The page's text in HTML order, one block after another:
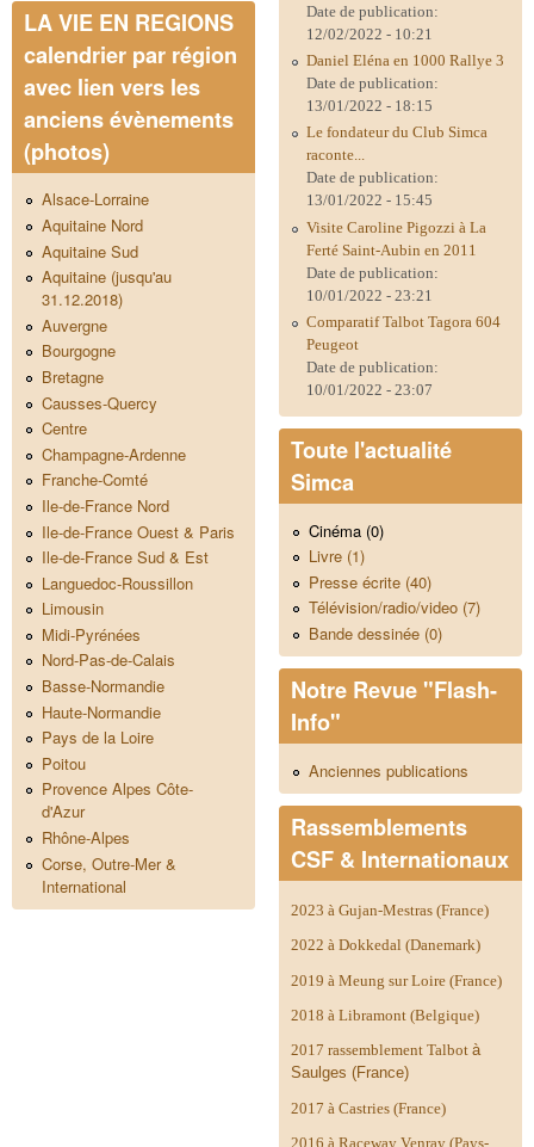
LA VIE EN REGIONS
calendrier par région
avec lien vers les
anciens évènements
(photos)
Alsace-Lorraine
Aquitaine Nord
Aquitaine Sud
Aquitaine (jusqu'au
31.12.2018)
Auvergne
Bourgogne
Bretagne
Causses-Quercy
Centre
Champagne-Ardenne
Franche-Comté
Ile-de-France Nord
Ile-de-France Ouest & Paris
Ile-de-France Sud & Est
Languedoc-Roussillon
Limousin
Midi-Pyrénées
Nord-Pas-de-Calais
Basse-Normandie
Haute-Normandie
Pays de la Loire
Poitou
Provence Alpes Côte-
d'Azur
Rhône-Alpes
Corse, Outre-Mer &
International
Date de publication:
12/02/2022 - 10:21
Daniel Eléna en 1000 Rallye 3
Date de publication:
13/01/2022 - 18:15
Le fondateur du Club Simca
raconte...
Date de publication:
13/01/2022 - 15:45
Visite Caroline Pigozzi à La
Ferté Saint-Aubin en 2011
Date de publication:
10/01/2022 - 23:21
Comparatif Talbot Tagora 604
Peugeot
Date de publication:
10/01/2022 - 23:07
Toute l'actualité
Simca
Cinéma (0)
Livre (1)
Presse écrite (40)
Télévision/radio/video (7)
Bande dessinée (0)
Notre Revue "Flash-
Info"
Anciennes publications
Rassemblements
CSF & Internationaux
2023 à Gujan-Mestras (France)
2022 à Dokkedal (Danemark)
2019 à Meung sur Loire (France)
2018 à Libramont (Belgique)
2017 rassemblement Talbot à
Saulges (France)
2017 à Castries (France)
2016 à Raceway Venray (Pays-